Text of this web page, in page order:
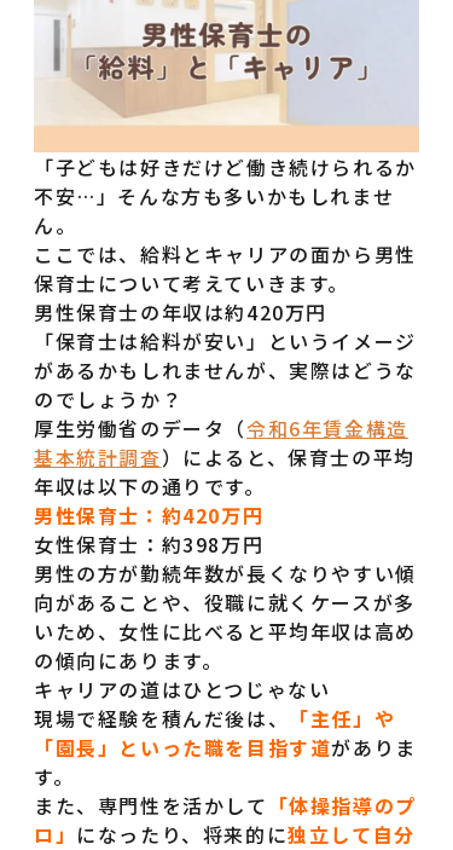
「子どもは好きだけど働き続けられるか
不安…」そんな方も多いかもしれませ
ん。
ここでは、給料とキャリアの面から男性
保育士について考えていきます。
男性保育士の年収は約420万円
「保育士は給料が安い」というイメージ
があるかもしれませんが、実際はどうな
のでしょうか？
厚生労働省のデータ（令和6年賃金構造
基本統計調査）によると、保育士の平均
年収は以下の通りです。
男性保育士：約420万円
女性保育士：約398万円
男性の方が勤続年数が長くなりやすい傾
向があることや、役職に就くケースが多
いため、女性に比べると平均年収は高め
の傾向にあります。
キャリアの道はひとつじゃない
現場で経験を積んだ後は、
「主任」や
「園長」といった職を目指す道がありま
す。
また、専門性を活かして 「体操指導のプ
ロ」 になったり、将来的に独立して自分